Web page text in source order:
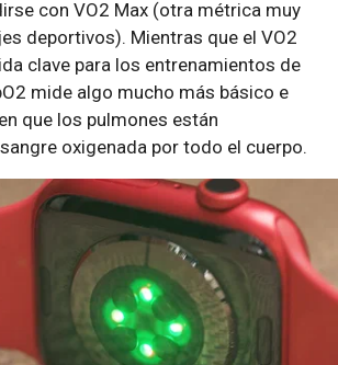
con VO2 Max (otra métrica muy
deportivos). Mientras que el VO2
clave para los entrenamientos de
mide algo mucho más básico e
que los pulmones están
oxigenada por todo el cuerpo.